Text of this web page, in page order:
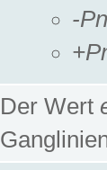
-
Der Wert